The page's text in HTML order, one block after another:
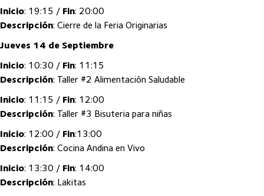
Inicio: 19:15 / Fin: 20:00
Descripción: Cierre de la Feria Originarias
Jueves 14 de Septiembre
Inicio: 10:30 / Fin: 11:15
Descripción: Taller #2 Alimentación Saludable
Inicio: 11:15 / Fin: 12:00
Descripción: Taller #3 Bisuteria para niñas
Inicio: 12:00 / Fin:13:00
Descripción: Cocina Andina en Vivo
Inicio: 13:30 / Fin: 14:00
Descripción: Lakitas